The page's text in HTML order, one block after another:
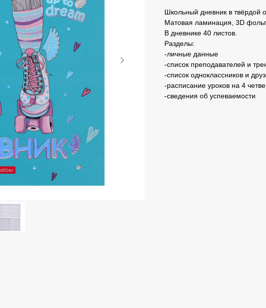
Школьный дневник в твёрдой
Матовая ламинация, 3D
В дневнике 40 листов.
Разделы:
-личные данные
-список преподавателей и
-список одноклассников и
-расписание уроков на 4
-сведения об успеваемости